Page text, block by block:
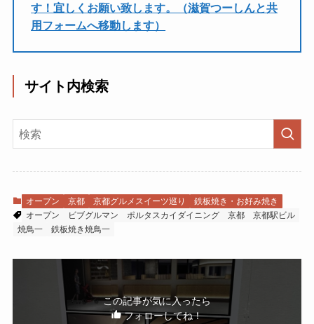
す！宜しくお願い致します。（滋賀つーしんと共
用フォームへ移動します）
サイト内検索
オープン 京都 京都グルメスイーツ巡り
鉄板焼き・お好み焼き
オープン
ビブグルマン ポルタスカイダイニング 京都
京都駅ビル
焼鳥一
鉄板焼き焼鳥一
この記事が気に入ったら
フォローしてね！